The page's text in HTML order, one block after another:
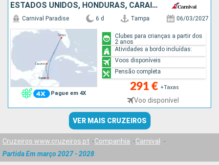
ESTADOS UNIDOS, HONDURAS, CARAIBAS - MEXICO
Pague em 4X
Carnival Paradise 6 d Tampa 06/03/2027
291 € +Taxas
Voo disponível
Clubes para crianças a partir dos
2 anos
Atividades a bordo incluídas:
Voos disponíveis
Pensão completa
VER MAIS CRUZEIROS
Cruzeiros www.cruzeiros.pt Companhia
Carnival
Partida Em março 2027 - 2028